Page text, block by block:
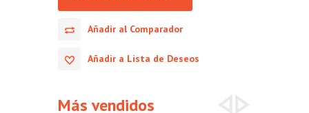
Añadir al Comparador
Añadir a Lista de Deseos
Más vendidos